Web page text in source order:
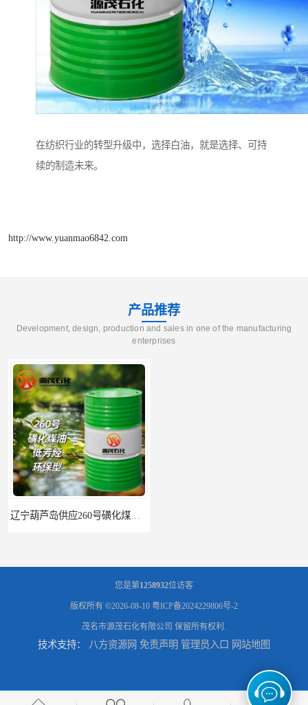
在纺织行业的转型升级中，选择白油，就是选择、可持
续的制造未来。
http://www.yuanmao6842.com
产品推荐
Development, design, production and sales in one of the manufacturing
enterprises
您是第1258932位访客
版权所有 ©2026-08-10 粤ICP备2024229806号-2
茂名市源茂石化有限公司 保留所有权利.
技术支持： 八方资源网 免责声明 管理员入口 网站地图